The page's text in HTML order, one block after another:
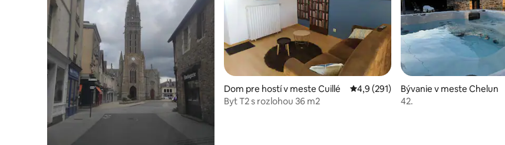
Dom pre hostí v meste Cuillé Priemerné ohodnotenie 4,9 z 5,
4,9 (291)
Byt T2 s rozlohou 36 m2
Bývanie v meste Chelun
42.